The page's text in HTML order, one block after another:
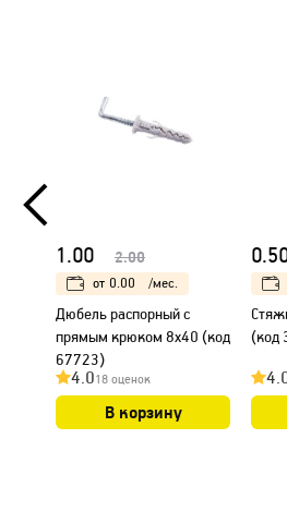
1.00 2.00
от 0.00 /мес.
Дюбель распорный с
прямым крюком 8х40 (код
67723)
4.018 оценок
В корзину
(код